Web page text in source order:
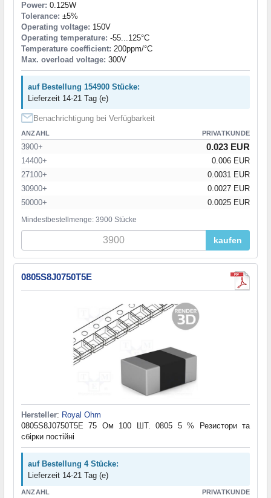
Power: 0.125W
Tolerance: ±5%
Operating voltage: 150V
Operating temperature: -55...125°C
Temperature coefficient: 200ppm/°C
Max. overload voltage: 300V
auf Bestellung 154900 Stücke:
Lieferzeit 14-21 Tag (e)
Benachrichtigung bei Verfügbarkeit
ANZAHL PRIVATKUNDE
3900+ 0.023 EUR
14400+
0.006 EUR
27100+
0.0031 EUR
30900+
0.0027 EUR
50000+
0.0025 EUR
Mindestbestellmenge: 3900 Stücke
kaufen
0805S8J0750T5E
Hersteller: Royal Ohm
0805S8J0750T5E 75 Ом 100 ШТ. 0805 5 % Резистори та
cбірки постійні
auf Bestellung 4 Stücke:
Lieferzeit 14-21 Tag (e)
ANZAHL PRIVATKUNDE